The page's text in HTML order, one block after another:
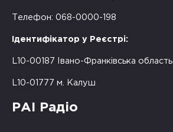
Телефон: 068-0000-198
Ідентифікатор у Реєстрі:
L10-00187 Івано-Франківська область
L10-01777 м. Калуш
РАІ Радіо